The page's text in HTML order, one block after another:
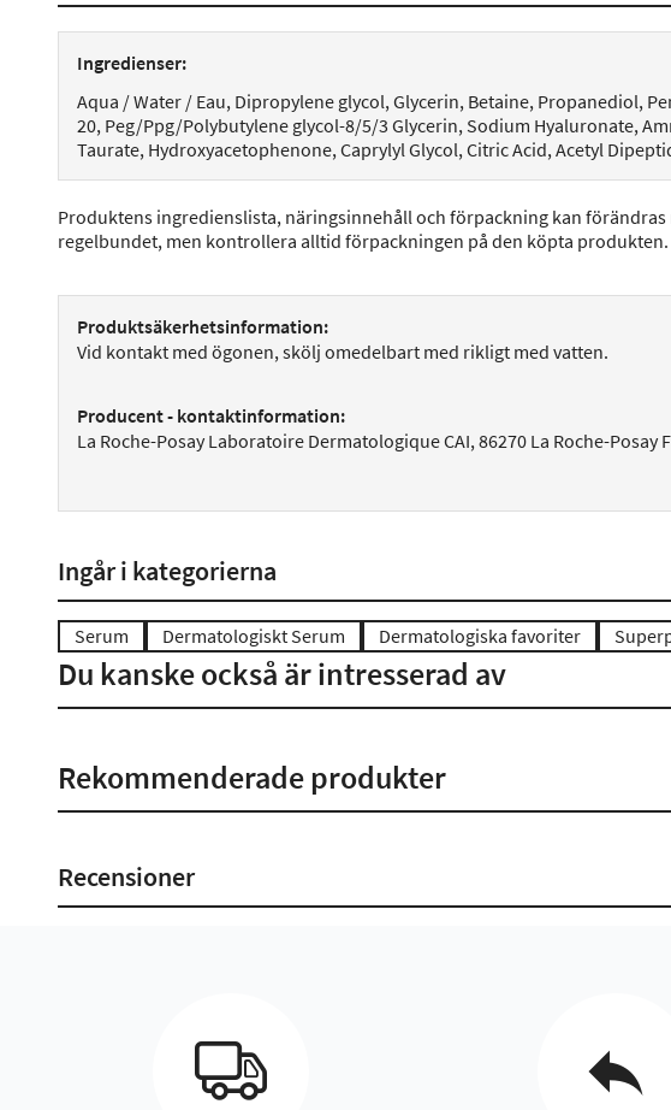
Ingredienser:
Aqua / Water / Eau, Dipropylene glycol, Glycerin, Betaine, Propanediol,
20, Peg/Ppg/Polybutylene glycol-8/5/3 Glycerin, Sodium Hyaluronate,
Taurate, Hydroxyacetophenone, Caprylyl Glycol, Citric Acid, Acetyl
Produktens ingredienslista, näringsinnehåll och förpackning kan
regelbundet, men kontrollera alltid förpackningen på den köpta produkten.
Produktsäkerhetsinformation:
Vid kontakt med ögonen, skölj omedelbart med rikligt med vatten.
Producent - kontaktinformation:
La Roche-Posay Laboratoire Dermatologique CAI, 86270 La Roche-
Ingår i kategorierna
Serum Dermatologiskt Serum Dermatologiska favoriter
Du kanske också är intresserad av
Rekommenderade produkter
Recensioner